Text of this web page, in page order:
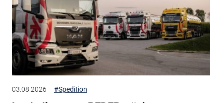
03.08.2026 #Spedition